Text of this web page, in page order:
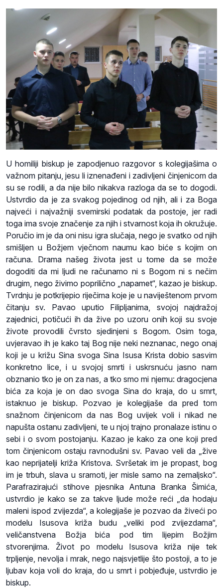
U homiliji biskup je zapodjenuo razgovor s kolegijašima o
važnom pitanju, jesu li iznenađeni i zadivljeni činjenicom da
su se rodili, a da nije bilo nikakva razloga da se to dogodi.
Ustvrdio da je za svakog pojedinog od njih, ali i za Boga
najveći i najvažniji svemirski podatak da postoje, jer radi
toga ima svoje značenje za njih i stvarnost koja ih okružuje.
Poručio im je da oni nisu igra slučaja, nego je svatko od njih
smišljen u Božjem vječnom naumu kao biće s kojim on
računa. Drama našeg života jest u tome da se može
dogoditi da mi ljudi ne računamo ni s Bogom ni s nečim
drugim, nego živimo poprilično „napamet“, kazao je biskup.
Tvrdnju je potkrijepio riječima koje je u naviještenom prvom
čitanju sv. Pavao uputio Filipljanima, svojoj najdražoj
zajednici, potičući ih da žive po uzoru onih koji su svoje
živote provodili čvrsto sjedinjeni s Bogom. Osim toga,
uvjeravao ih je kako taj Bog nije neki neznanac, nego onaj
koji je u križu Sina svoga Sina Isusa Krista dobio sasvim
konkretno lice, i u svojoj smrti i uskrsnuću jasno nam
obznanio tko je on za nas, a tko smo mi njemu: dragocjena
bića za koja je on dao svoga Sina do kraja, do u smrt,
istaknuo je biskup. Pozvao je kolegijaše da pred tom
snažnom činjenicom da nas Bog uvijek voli i nikad ne
napušta ostanu zadivljeni, te u njoj trajno pronalaze istinu o
sebi i o svom postojanju. Kazao je kako za one koji pred
tom činjenicom ostaju ravnodušni sv. Pavao veli da „žive
kao neprijatelji križa Kristova. Svršetak im je propast, bog
im je trbuh, slava u sramoti, jer misle samo na zemaljsko“.
Parafrazirajući stihove pjesnika Antuna Branka Šimića,
ustvrdio je kako se za takve ljude može reći „da hodaju
maleni ispod zvijezda“, a kolegijaše je pozvao da živeći po
modelu Isusova križa budu „veliki pod zvijezdama“,
veličanstvena Božja bića pod tim lijepim Božjim
stvorenjima. Život po modelu Isusova križa nije tek
trpljenje, nevolja i mrak, nego najsvjetlije što postoji, a to je
ljubav koja voli do kraja, do u smrt i pobjeđuje, ustvrdio je
biskup.